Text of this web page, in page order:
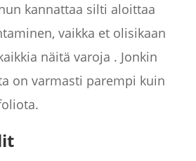
kannattaa silti aloittaa
vaikka et olisikaan
näitä varoja . Jonkin
on varmasti parempi kuin